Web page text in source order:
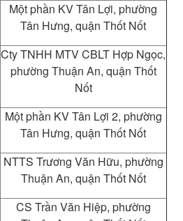
Một phần KV Tân Lợi, phường
Tân Hưng, quận Thốt Nốt
Cty TNHH MTV CBLT Hợp Ngọc,
phường Thuận An, quận Thốt
Nốt
Một phần KV Tân Lợi 2, phường
Tân Hưng, quận Thốt Nốt
NTTS Trương Văn Hữu, phường
Thuận An, quận Thốt Nốt
CS Trần Văn Hiệp, phường